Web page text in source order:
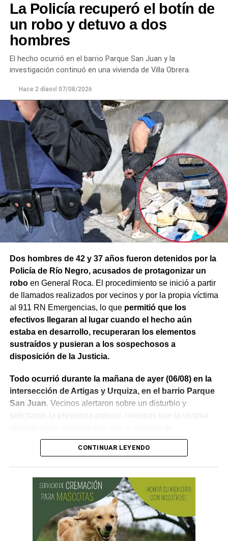
únicamente solicitó que el joven se retirara del lugar
para evitar que el conflicto continuara.
Ante la persistencia de la conducta agresiva y el
efectivos, el hombre fue demorado con el objetivo de
mayor gravedad.
La Policía recuperó el botín de
un robo y detuvo a dos
hombres
El hecho ocurrió en el barrio Parque San Juan y la
investigación continuó en una vivienda de Villa Obrera.
Hace 2 díasel 07/08/2026
Dos hombres de 42 y 37 años fueron detenidos por la
Policía de Río Negro, acusados de protagonizar un
roboen General Roca. El procedimiento se inició a partir
de llamados realizados por vecinos y por la propia víctima
al 911 RN Emergencias, lo que permitió que los
efectivos llegaran al lugar cuando el hecho aún
estaba en desarrollo, recuperaran los elementos
sustraídos y pusieran a los sospechosos a
disposición de la Justicia.
Todo ocurrió durante la mañana de ayer (06/08) en la
intersección de Artigas y Urquiza, en el barrio Parque
San Juan. Vecinos alertaron sobre un disturbio y
solicitaron la presencia policial, mientras que la víctima
emergencias para informar lo que estaba ocurriendo.
hombres le habían sustraído una bolsa con dinero en
efectivo y dos teléfonos celulares. En el lugar se
recuperó parte de los bienes robados y se detuvo al
primer involucrado.
CONTINUAR LEYENDO